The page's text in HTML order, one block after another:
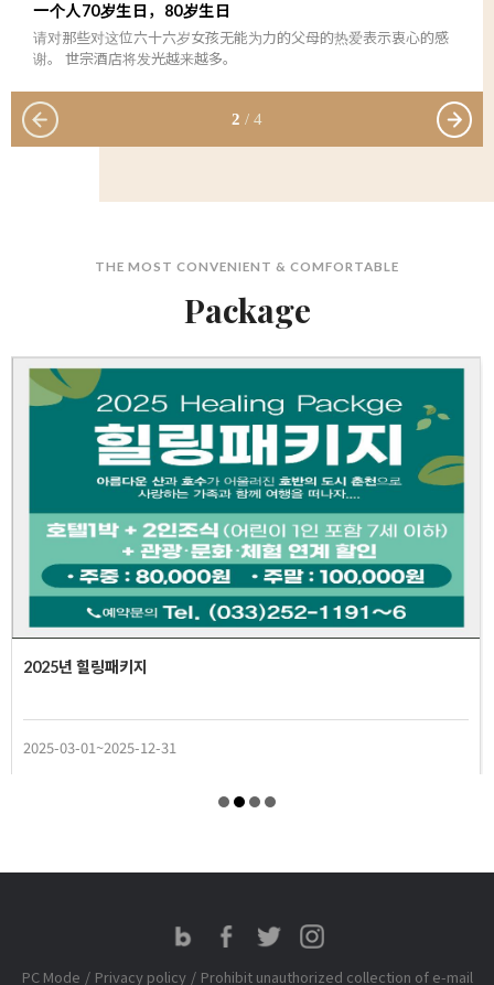
一个人70岁生日，80岁生日
请对那些对这位六十六岁女孩无能为力的父母的热爱表示衷心的感
谢。 世宗酒店将发光越来越多。
2 / 4
THE MOST CONVENIENT & COMFORTABLE
Package
2025년 힐링패키지
2025-03-01~2025-12-31
PC Mode / Privacy policy / Prohibit unauthorized collection of e-mail